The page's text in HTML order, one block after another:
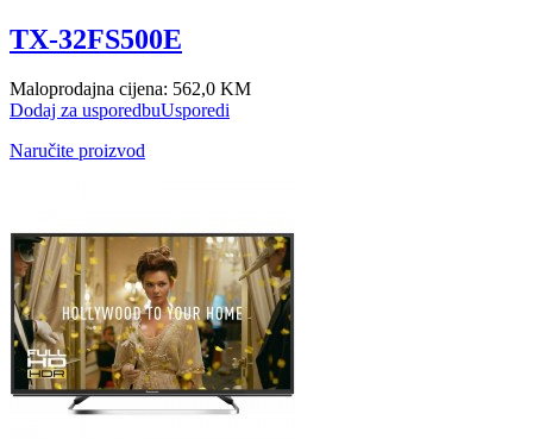
TX-32FS500E
Maloprodajna cijena: 562,0 KM
Dodaj za usporedbuUsporedi
Naručite proizvod